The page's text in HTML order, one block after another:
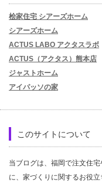
桧家住宅 シアーズホーム
シアーズホーム
ACTUS LABO アクタスラボ
ACTUS（アクタス）熊本店
ジャストホーム
アイパッソの家
このサイトについて
当ブログは、福岡で注文住
に、家づくりに関するお役立